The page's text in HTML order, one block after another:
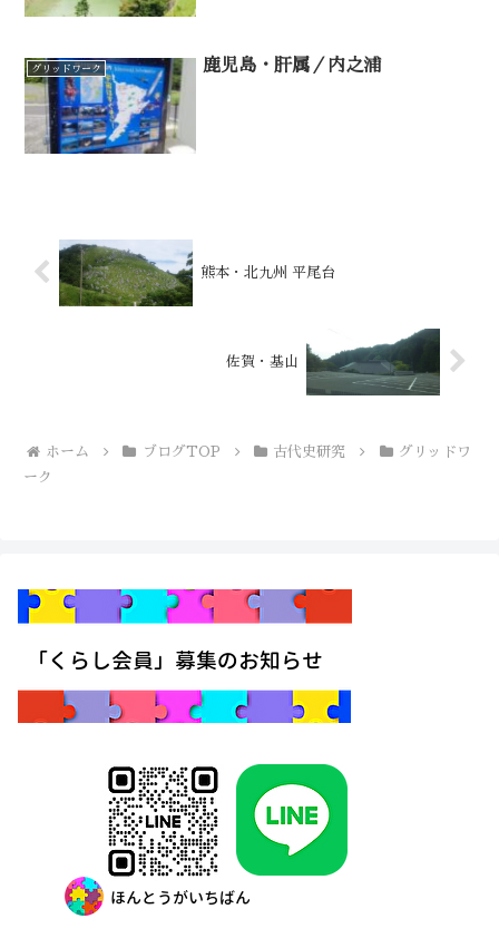
グリッドワーク 鹿児島・肝属／内之浦
熊本・北九州 平尾台
佐賀・基山
ホーム ブログTOP 古代史研究
グリッドワ
ーク